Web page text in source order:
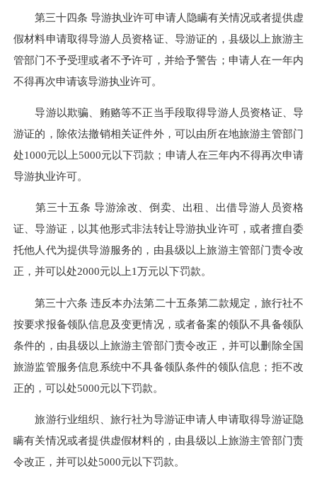
第三十四条 导游执业许可申请人隐瞒有关情况或者提供虚
假材料申请取得导游人员资格证、导游证的，县级以上旅游主
管部门不予受理或者不予许可，并给予警告；申请人在一年内
不得再次申请该导游执业许可。
导游以欺骗、贿赂等不正当手段取得导游人员资格证、导
游证的，除依法撤销相关证件外，可以由所在地旅游主管部门
处1000元以上5000元以下罚款；申请人在三年内不得再次申请
导游执业许可。
第三十五条 导游涂改、倒卖、出租、出借导游人员资格
证、导游证，以其他形式非法转让导游执业许可，或者擅自委
托他人代为提供导游服务的，由县级以上旅游主管部门责令改
正，并可以处2000元以上1万元以下罚款。
第三十六条 违反本办法第二十五条第二款规定，旅行社不
按要求报备领队信息及变更情况，或者备案的领队不具备领队
条件的，由县级以上旅游主管部门责令改正，并可以删除全国
旅游监管服务信息系统中不具备领队条件的领队信息；拒不改
正的，可以处5000元以下罚款。
旅游行业组织、旅行社为导游证申请人申请取得导游证隐
瞒有关情况或者提供虚假材料的，由县级以上旅游主管部门责
令改正，并可以处5000元以下罚款。